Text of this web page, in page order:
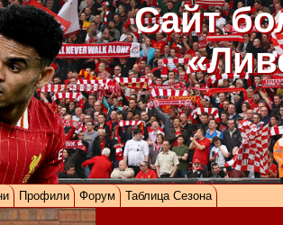
Сайт
Профили Форум Таблица Сезона